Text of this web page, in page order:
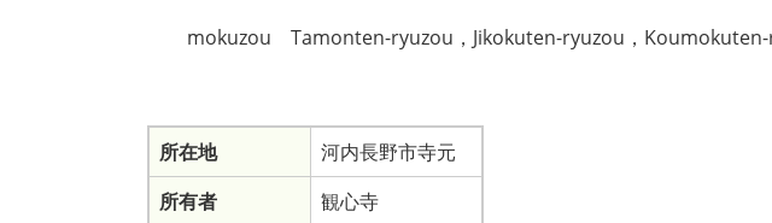
mokuzou Tamonten-ryuzou，Jikokuten-ryuzou，
所在地
河内長野市寺元
所有者
観心寺